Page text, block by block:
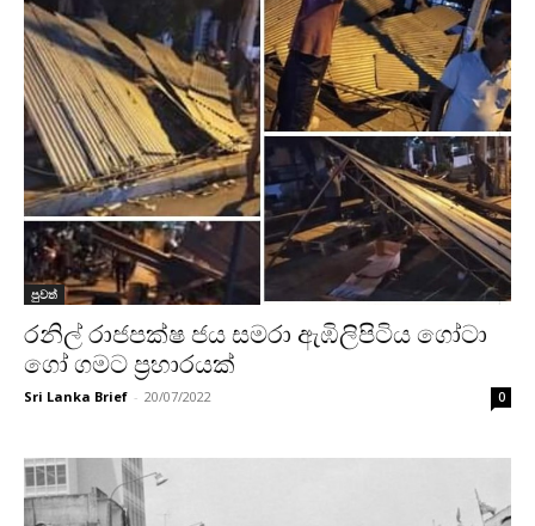
පුවත්
රනිල් රාජපක්ෂ ජය සමරා ඇඹිලිපිටිය ගෝටා
ගෝ ගමට ප්‍රහාරයක්
Sri Lanka Brief - 20/07/2022 0